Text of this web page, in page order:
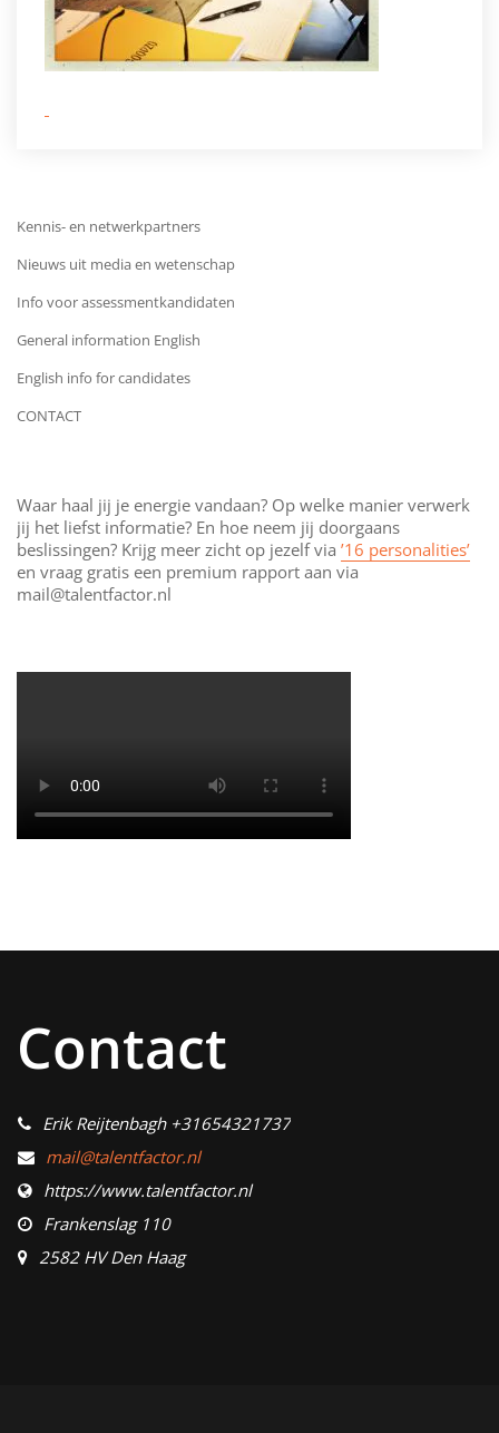
Kennis- en netwerkpartners
Nieuws uit media en wetenschap
Info voor assessmentkandidaten
General information English
English info for candidates
CONTACT
Waar haal jij je energie vandaan? Op welke manier verwerk
jij het liefst informatie? En hoe neem jij doorgaans
beslissingen? Krijg meer zicht op jezelf via ’16 personalities’
en vraag gratis een premium rapport aan via
mail@talentfactor.nl
Contact
Erik Reijtenbagh +31654321737
mail@talentfactor.nl
https://www.talentfactor.nl
Frankenslag 110
2582 HV Den Haag